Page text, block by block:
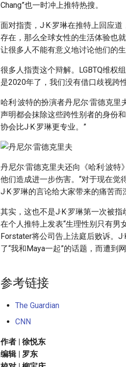
Chang”也一时冲上推特热搜。
面对指责，J·K·罗琳在推特上回应
存在，那么全球女性的生活体验也
让很多人不能有意义地讨论他们的
很多人指责这个辩解。LGBTQ维权
是2020年了，我们没有借口歧视跨
哈利·波特的扮演者丹尼尔·雷德克
声明都会抹除这些跨性别者的身份
协会比J·K·罗琳更专业。”
丹尼尔·雷德克里夫还向《哈利·波
他们造成进一步伤害。“对于现在觉
J·K·罗琳的言论给大家带来的痛苦而
其实，这也不是J·K·罗琳第一次被
在个人推特上发表“生理性别只有男
Forstater将公司告上法庭后败诉。
了“我和Maya一起”的话题，而遭到
参考链接
The Guardian
CNN
作者 | 徐悦东
编辑 | 罗东